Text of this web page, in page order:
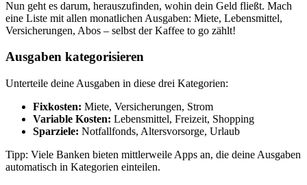
Nun geht es darum, herauszufinden, wohin dein Geld fließt. Mach
eine Liste mit allen monatlichen Ausgaben: Miete, Lebensmittel,
Versicherungen, Abos – selbst der Kaffee to go zählt!
Ausgaben kategorisieren
Unterteile deine Ausgaben in diese drei Kategorien:
Fixkosten: Miete, Versicherungen, Strom
Variable Kosten: Lebensmittel, Freizeit, Shopping
Sparziele: Notfallfonds, Altersvorsorge, Urlaub
Tipp: Viele Banken bieten mittlerweile Apps an, die deine Ausgaben
automatisch in Kategorien einteilen.